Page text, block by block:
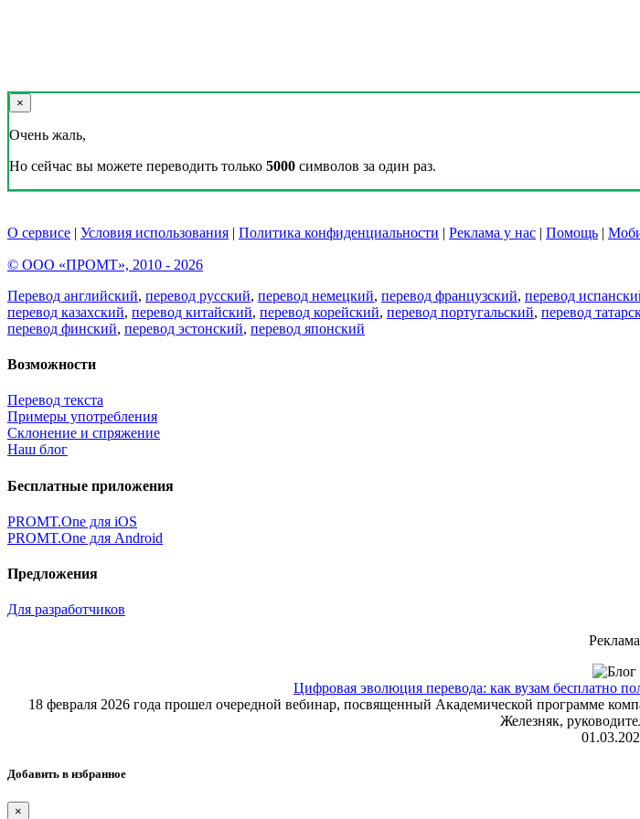
×
Очень жаль,
Но сейчас вы можете переводить только 5000 символов за один раз.
О сервисе | Условия использования | Политика конфиденциальности | Реклама у нас | Помощь |
© ООО «ПРОМТ», 2010 - 2026
Перевод английский, перевод русский, перевод немецкий, перевод французский, перевод
перевод казахский, перевод китайский, перевод корейский, перевод португальский, перевод
перевод финский, перевод эстонский, перевод японский
Возможности
Перевод текста
Примеры употребления
Склонение и спряжение
Наш блог
Бесплатные приложения
PROMT.One для iOS
PROMT.One для Android
Предложения
Для разработчиков
Реклама
Цифровая эволюция перевода: как вузам бесплатно
18 февраля 2026 года прошел очередной вебинар, посвященный Академической программе
Железняк,
Добавить в избранное
×